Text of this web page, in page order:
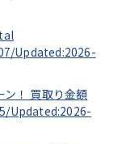
Updated:2026-
！ 買取り金額
Updated:2026-